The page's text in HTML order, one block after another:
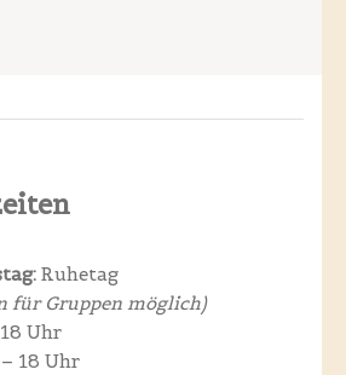
Ruhetag
fürGruppen möglich)
Uhr
18 Uhr